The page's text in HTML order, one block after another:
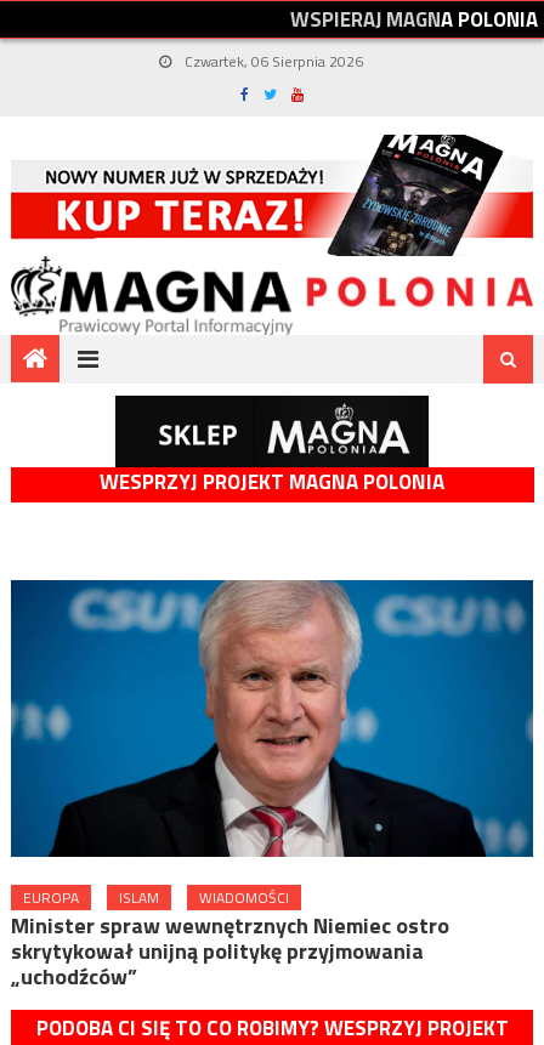
WSPIERAJMAGNAPOLONIA
Czwartek, 06 Sierpnia 2026
WESPRZYJ PROJEKT MAGNA POLONIA
EUROPA ISLAM WIADOMOŚCI
Minister spraw wewnętrznych Niemiec ostro
skrytykował unijną politykę przyjmowania
„uchodźców”
PODOBA CI SIĘ TO CO ROBIMY? WESPRZYJ PROJEKT